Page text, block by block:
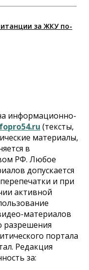
за ЖКУ по-
нового
работы по
дома по
информационно-
(тексты,
материалы,
в
РФ. Любое
допускается
и при
активной
материалов
разрешения
портала
Редакция
за: